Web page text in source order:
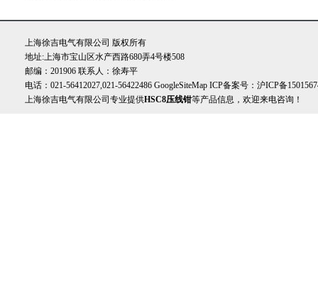
上海徐吉电气有限公司 版权所有
地址:上海市宝山区水产西路680弄4号楼508
邮编：201906 联系人：徐寿平
电话：021-56412027,021-56422486 GoogleSiteMap ICP备案号： 沪ICP备
上海徐吉电气有限公司专业提供HSC8压线钳等产品信息，欢迎来电咨询！